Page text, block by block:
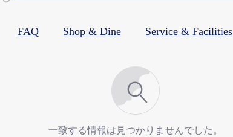
FAQ Shop & Dine​ Service & Facilities​
一致する情報は見つかりませんでした。